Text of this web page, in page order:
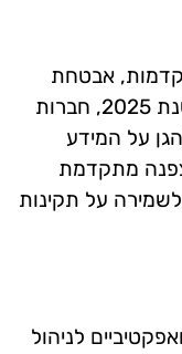
אבטחת
מידע הופכת להיות קריטית יותר. בשנת 2025, חברות
על המידע
מתקדמת
לשמירה על תקינות
לניהול